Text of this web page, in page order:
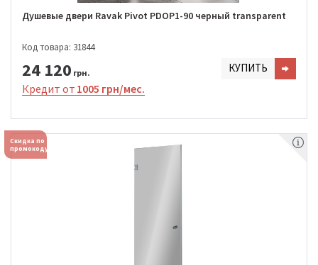
Душевые двери Ravak Pivot PDOP1-90 черный transparent
Код товара: 31844
24 120 грн. КУПИТЬ
Кредит от 1005 грн/мес.
Скидка по
промокоду